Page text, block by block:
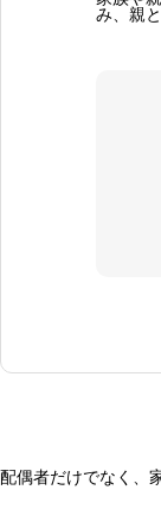
み、親
配偶者だけでなく、